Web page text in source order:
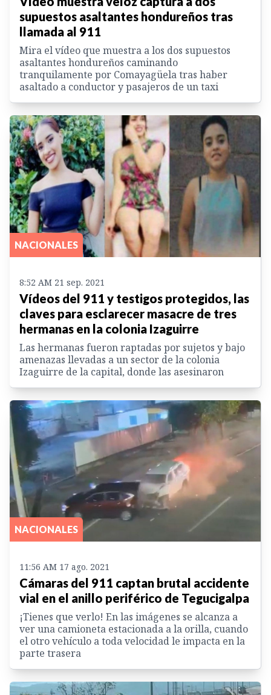
supuestos asaltantes hondureños tras
llamada al 911
Mira el vídeo que muestra a los dos supuestos
asaltantes hondureños caminando
tranquilamente por Comayagüela tras haber
asaltado a conductor y pasajeros de un taxi
NACIONALES
8:52 AM 21 sep. 2021
Vídeos del 911 y testigos protegidos, las
claves para esclarecer masacre de tres
hermanas en la colonia Izaguirre
Las hermanas fueron raptadas por sujetos y bajo
amenazas llevadas a un sector de la colonia
Izaguirre de la capital, donde las asesinaron
NACIONALES
11:56 AM 17 ago. 2021
Cámaras del 911 captan brutal accidente
vial en el anillo periférico de Tegucigalpa
¡Tienes que verlo! En las imágenes se alcanza a
ver una camioneta estacionada a la orilla, cuando
el otro vehículo a toda velocidad le impacta en la
parte trasera